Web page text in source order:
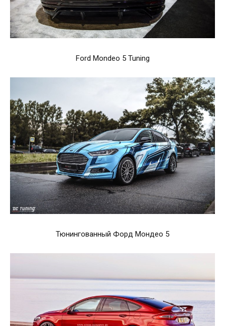
Ford Mondeo 5 Tuning
Тюнингованный Форд Мондео 5